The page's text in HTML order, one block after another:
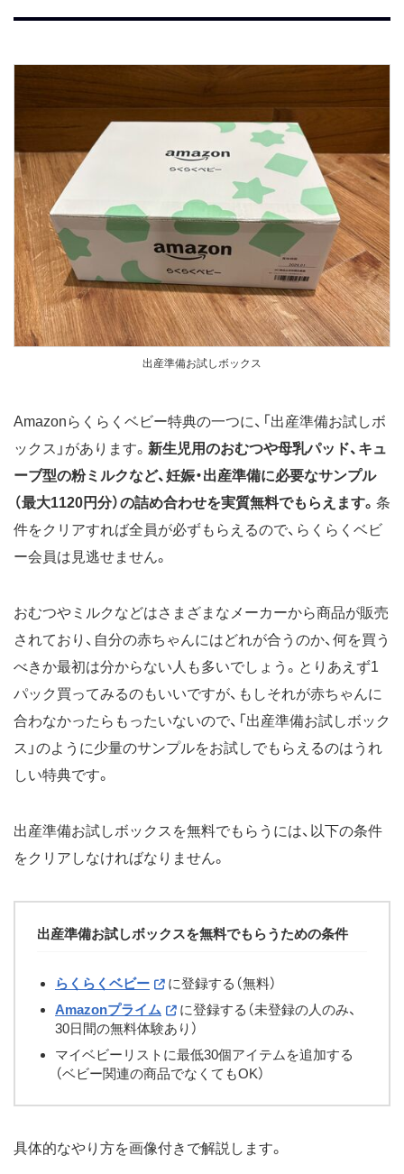
出産準備お試しボックス
Amazonらくらくベビー特典の一つに、「出産準備お試しボ
ックス」があります。 新生児用のおむつや母乳パッド、キュ
ーブ型の粉ミルクなど、妊娠・出産準備に必要なサンプル
（最大1120円分）の詰め合わせを実質無料でもらえます。 条
件をクリアすれば全員が必ずもらえるので、らくらくベビ
ー会員は見逃せません。
おむつやミルクなどはさまざまなメーカーから商品が販売
されており、自分の赤ちゃんにはどれが合うのか、何を買う
べきか最初は分からない人も多いでしょう。とりあえず1
パック買ってみるのもいいですが、もしそれが赤ちゃんに
合わなかったらもったいないので、「出産準備お試しボック
ス」のように少量のサンプルをお試しでもらえるのはうれ
しい特典です。
出産準備お試しボックスを無料でもらうには、以下の条件
をクリアしなければなりません。
出産準備お試しボックスを無料でもらうための条件
らくらくベビー
に登録する（無料）
Amazonプライム
に登録する（未登録の人のみ、
30日間の無料体験あり）
マイベビーリストに最低30個アイテムを追加する
（ベビー関連の商品でなくてもOK）
具体的なやり方を画像付きで解説します。